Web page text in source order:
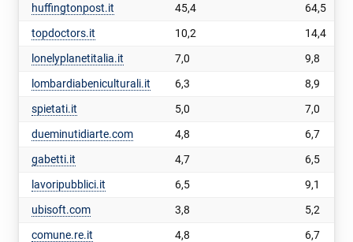
huffingtonpost.it
45,4
64,5
topdoctors.it
10,2
14,4
lonelyplanetitalia.it
7,0
9,8
lombardiabeniculturali.it
6,3
8,9
spietati.it
5,0
7,0
dueminutidiarte.com
4,8
6,7
gabetti.it
4,7
6,5
lavoripubblici.it
6,5
9,1
ubisoft.com
3,8
5,2
comune.re.it
4,8
6,7